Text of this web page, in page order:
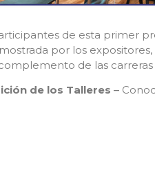
de esta primer
por los
de las
de los Talleres –